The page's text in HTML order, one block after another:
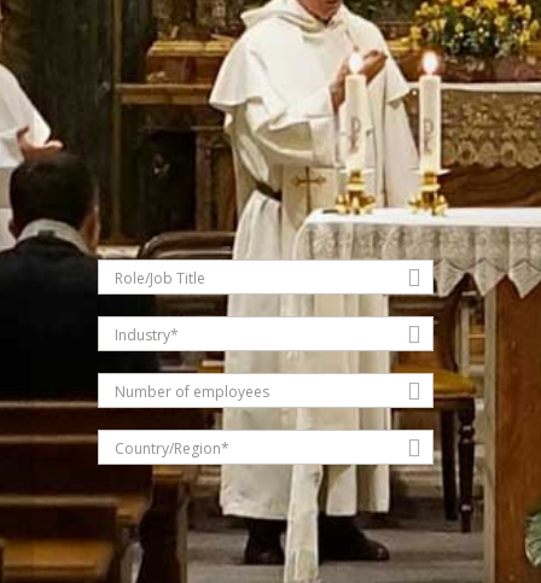
Role/Job Title
Industry*
Number of employees
Country/Region*